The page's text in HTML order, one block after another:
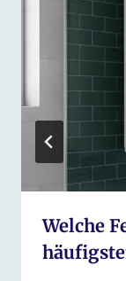
Welche